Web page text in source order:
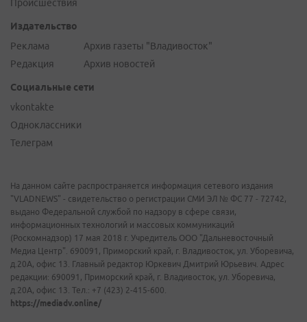
Происшествия
Издательство
Реклама
Редакция
Архив газеты "Владивосток"
Архив новостей
Социальные сети
vkontakte
Одноклассники
Телеграм
На данном сайте распространяется информация сетевого издания
"VLADNEWS" - свидетельство о регистрации СМИ ЭЛ № ФС 77 - 72742,
выдано Федеральной службой по надзору в сфере связи,
информационных технологий и массовых коммуникаций
(Роскомнадзор) 17 мая 2018 г. Учредитель ООО "Дальневосточный
Медиа Центр". 690091, Приморский край, г. Владивосток, ул. Уборевича,
д.20А, офис 13. Главный редактор Юркевич Дмитрий Юрьевич. Адрес
редакции: 690091, Приморский край, г. Владивосток, ул. Уборевича,
д.20А, офис 13. Тел.: +7 (423) 2-415-600.
https://mediadv.online/